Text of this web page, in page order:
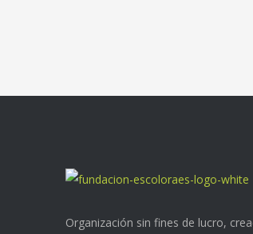
Organización sin fines de lucro,